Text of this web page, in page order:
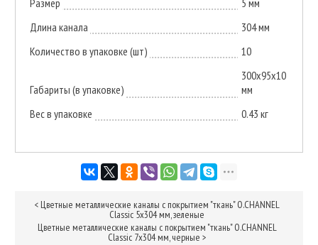
Размер
5 мм
Длина канала
304 мм
Количество в упаковке (шт)
10
Габариты (в упаковке)
300x95x10
мм
Вес в упаковке
0.43 кг
< Цветные металлические каналы с покрытием "ткань" O.CHANNEL
Classic 5х304 мм, зеленые
Цветные металлические каналы с покрытием "ткань" O.CHANNEL
Classic 7х304 мм, черные >